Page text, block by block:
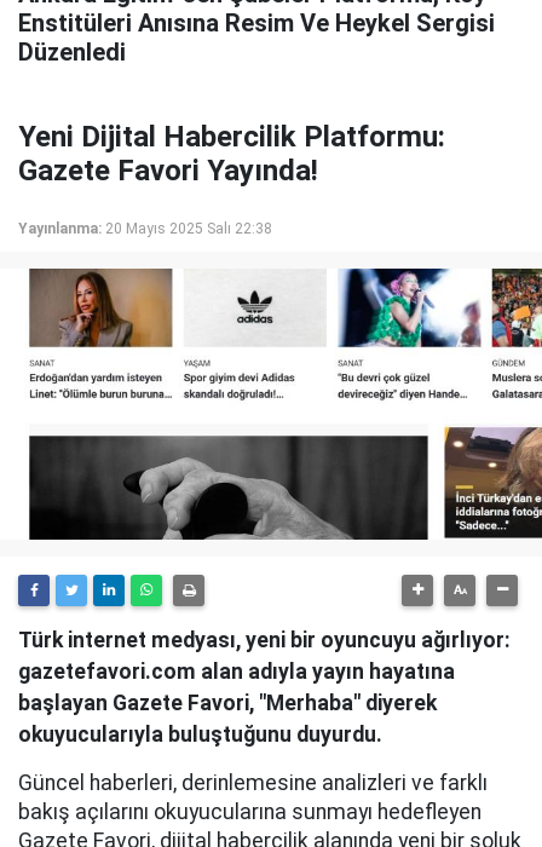
Enstitüleri Anısına Resim Ve Heykel Sergisi
Düzenledi
Yeni Dijital Habercilik Platformu:
Gazete Favori Yayında!
Yayınlanma: 20 Mayıs 2025 Salı 22:38
Türk internet medyası, yeni bir oyuncuyu ağırlıyor:
gazetefavori.com alan adıyla yayın hayatına
başlayan Gazete Favori, "Merhaba" diyerek
okuyucularıyla buluştuğunu duyurdu.
Güncel haberleri, derinlemesine analizleri ve farklı
bakış açılarını okuyucularına sunmayı hedefleyen
Gazete Favori, dijital habercilik alanında yeni bir soluk